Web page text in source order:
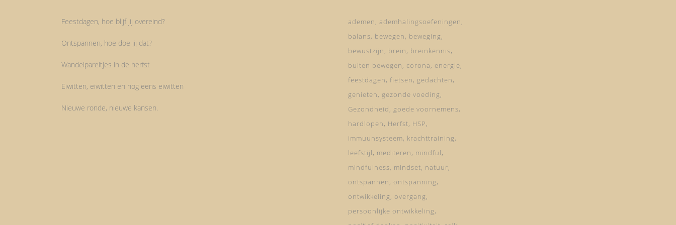
Feestdagen, hoe blijf jij overeind?
Ontspannen, hoe doe jij dat?
Wandelpareltjes in de herfst
Eiwitten, eiwitten en nog eens eiwitten
Nieuwe ronde, nieuwe kansen.
ademen ademhalingsoefeningen
balans bewegen
beweging
bewustzijn
brein
breinkennis
buiten bewegen
corona
energie
feestdagen fietsen
gedachten
genieten
gezonde voeding
Gezondheid
goede voornemens
hardlopen
Herfst HSP
immuunsysteem krachttraining
leefstijl
mediteren
mindful
mindfulness mindset natuur
ontspannen
ontspanning
ontwikkeling
overgang
persoonlijke ontwikkeling